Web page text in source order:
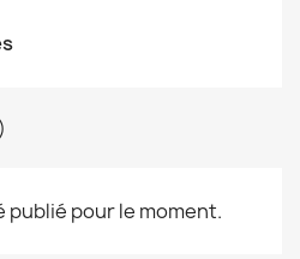
publié pour le moment.